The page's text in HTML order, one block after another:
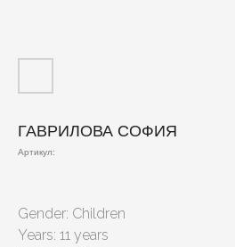
ГАВРИЛОВА СОФИЯ
Артикул:
Gender: Children
Years: 11 years